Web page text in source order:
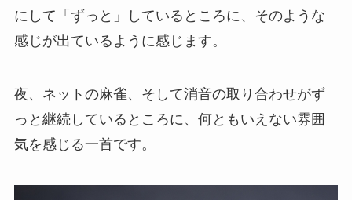
にして「ずっと」しているところに、そのような
感じが出ているように感じます。
夜、ネットの麻雀、そして消音の取り合わせがず
っと継続しているところに、何ともいえない雰囲
気を感じる一首です。